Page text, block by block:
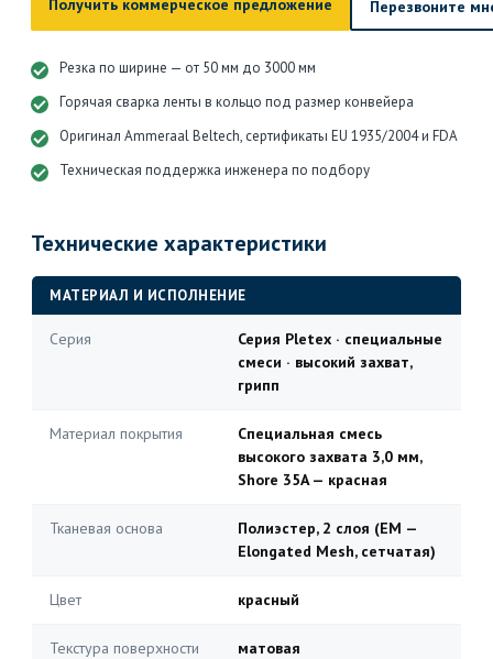
Получить коммерческое предложение Перезвоните
Резка по ширине — от 50 мм до 3000 мм
Горячая сварка ленты в кольцо под размер конвейера
Оригинал Ammeraal Beltech, сертификаты EU 1935/2004 и FDA
Техническая поддержка инженера по подбору
Технические характеристики
МАТЕРИАЛ И ИСПОЛНЕНИЕ
Серия
Серия Pletex · специальные
смеси · высокий захват,
грипп
Материал покрытия
Специальная смесь
высокого захвата 3,0 мм,
Shore 35A — красная
Тканевая основа
Полиэстер, 2 слоя (EM —
Elongated Mesh, сетчатая)
Цвет красный
Текстура поверхности
матовая